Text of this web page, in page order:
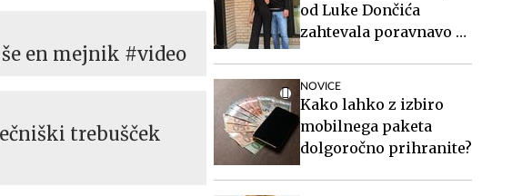
en mejnik #video
trebušček
od Luke Dončića
zahtevala poravnavo v
NOVICE
Kako lahko z izbiro
mobilnega paketa
dolgoročno prihranite?